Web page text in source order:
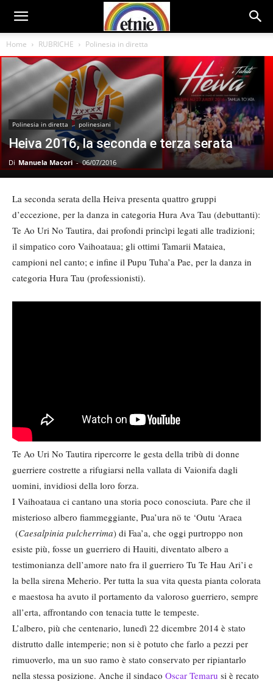
Home RUBRICHE Polinesia in diretta
Polinesia in diretta polinesiani
Heiva 2016, la seconda e terza serata
Di Manuela Macori - 06/07/2016
La seconda serata della Heiva presenta quattro gruppi
d’eccezione, per la danza in categoria Hura Ava Tau (debuttanti):
Te Ao Uri No Tautira, dai profondi princìpi legati alle tradizioni;
il simpatico coro Vaihoataua; gli ottimi Tamarii Mataiea,
campioni nel canto; e infine il Pupu Tuha’a Pae, per la danza in
categoria Hura Tau (professionisti).
Te Ao Uri No Tautira ripercorre le gesta della tribù di donne
guerriere costrette a rifugiarsi nella vallata di Vaionifa dagli
uomini, invidiosi della loro forza.
I Vaihoataua ci cantano una storia poco conosciuta. Pare che il
misterioso albero fiammeggiante, Pua’ura nö te ‘Outu ‘Araea
(Caesalpinia pulcherrima) di Faa’a, che oggi purtroppo non
esiste più, fosse un guerriero di Hauiti, diventato albero a
testimonianza dell’amore nato fra il guerriero Tu Te Hau Ari’i e
la bella sirena Meherio. Per tutta la sua vita questa pianta colorata
e maestosa ha avuto il portamento da valoroso guerriero, sempre
all’erta, affrontando con tenacia tutte le tempeste.
L’albero, più che centenario, lunedì 22 dicembre 2014 è stato
distrutto dalle intemperie; non si è potuto che farlo a pezzi per
rimuoverlo, ma un suo ramo è stato conservato per ripiantarlo
nella stessa posizione. Anche il sindaco Oscar Temaru si è recato